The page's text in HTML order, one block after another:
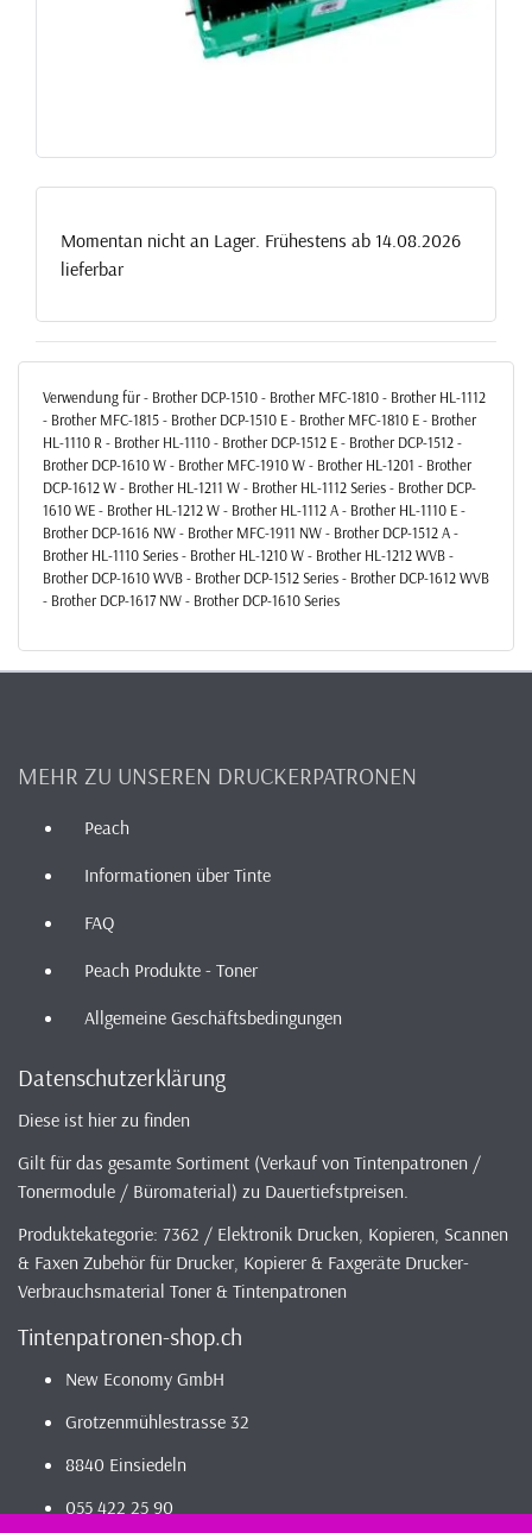
Momentan nicht an Lager. Frühestens ab 14.08.2026
lieferbar
Verwendung für - Brother DCP-1510 - Brother MFC-1810 - Brother HL-1112
- Brother MFC-1815 - Brother DCP-1510 E - Brother MFC-1810 E - Brother
HL-1110 R - Brother HL-1110 - Brother DCP-1512 E - Brother DCP-1512 -
Brother DCP-1610 W - Brother MFC-1910 W - Brother HL-1201 - Brother
DCP-1612 W - Brother HL-1211 W - Brother HL-1112 Series - Brother DCP-
1610 WE - Brother HL-1212 W - Brother HL-1112 A - Brother HL-1110 E -
Brother DCP-1616 NW - Brother MFC-1911 NW - Brother DCP-1512 A -
Brother HL-1110 Series - Brother HL-1210 W - Brother HL-1212 WVB -
Brother DCP-1610 WVB - Brother DCP-1512 Series - Brother DCP-1612 WVB
- Brother DCP-1617 NW - Brother DCP-1610 Series
MEHR ZU UNSEREN DRUCKERPATRONEN
Peach
Informationen über Tinte
FAQ
Peach Produkte - Toner
Allgemeine Geschäftsbedingungen
Datenschutzerklärung
Diese ist hier zu finden
Gilt für das gesamte Sortiment (Verkauf von Tintenpatronen /
Tonermodule / Büromaterial) zu Dauertiefstpreisen.
Produktekategorie: 7362 / Elektronik Drucken, Kopieren, Scannen
& Faxen Zubehör für Drucker, Kopierer & Faxgeräte Drucker-
Verbrauchsmaterial Toner & Tintenpatronen
Tintenpatronen-shop.ch
New Economy GmbH
Grotzenmühlestrasse 32
8840 Einsiedeln
055 422 25 90